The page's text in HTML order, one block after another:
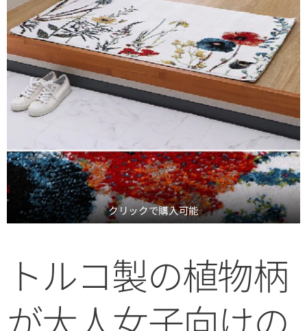
クリックで購入可能
トルコ製の植物柄